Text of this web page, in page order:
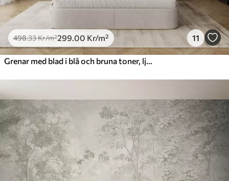
498.33Kr/m²299 .00 Kr/m² 11